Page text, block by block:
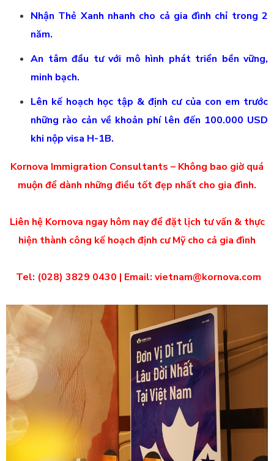
Nhận Thẻ Xanh nhanh cho cả gia đình chỉ trong 2
năm.
An tâm đầu tư với mô hình phát triển bền vững,
minh bạch.
Lên kế hoạch học tập & định cư của con em trước
những rào cản về khoản phí lên đến 100.000 USD
khi nộp visa H-1B.
Kornova Immigration Consultants – Không bao giờ quá
muộn để dành những điều tốt đẹp nhất cho gia đình.
Liên hệ Kornova ngay hôm nay để đặt lịch tư vấn & thực
hiện thành công kế hoạch định cư Mỹ cho cả gia đình
Tel: (028) 3829 0430 | Email: vietnam@kornova.com